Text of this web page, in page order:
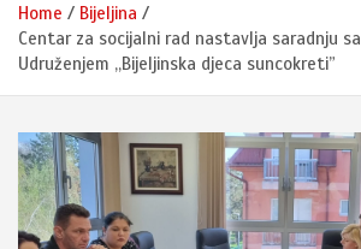
Home
Bijeljina
Centar za socijalni rad nastavlja saradnju sa
Udruženjem ,,Bijeljinska djeca suncokreti”